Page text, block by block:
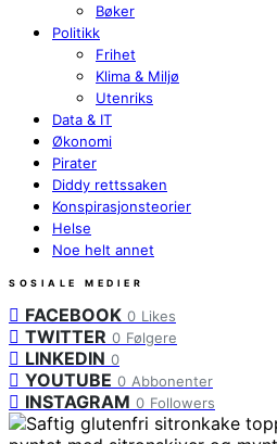
Bøker
Politikk
Frihet
Klima & Miljø
Utenriks
Data & IT
Økonomi
Pirater
Diddy rettssaken
Konspirasjonsteorier
Helse
Noe helt annet
SOSIALE MEDIER
FACEBOOK 0 Likes
TWITTER 0 Følgere
LINKEDIN 0
YOUTUBE 0 Abbonenter
INSTAGRAM 0 Followers